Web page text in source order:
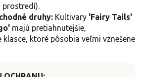
druhy: Kultivary 'Fairy Tails'
majú pretiahnutejšie,
klasce, ktoré pôsobia veľmi vznešene